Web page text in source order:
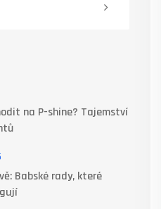
na P-shine? Tajemství
Babské rady, které